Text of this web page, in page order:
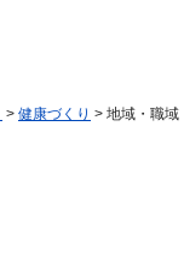
> 健康づくり > 地域・職域